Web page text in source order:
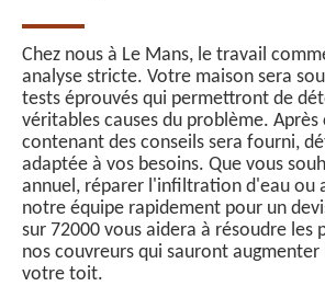
Chez nous à Le Mans, le travail
analyse stricte. Votre maison sera
tests éprouvés qui permettront de
véritables causes du problème.
contenant des conseils sera fourni,
adaptée à vos besoins. Que vous
annuel, réparer l'infiltration d'eau ou
notre équipe rapidement pour un
sur 72000 vous aidera à résoudre les
nos couvreurs qui sauront
votre toit.